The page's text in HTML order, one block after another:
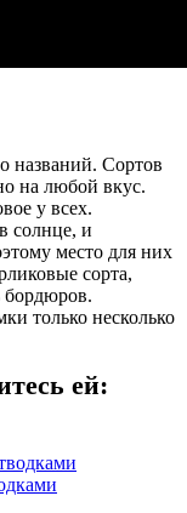
названий. Сортов
на любой вкус.
у всех.
солнце, и
место для них
сорта,
бордюров.
только несколько
ей: